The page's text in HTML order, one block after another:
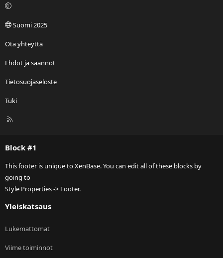
Suomi 2025
Ota yhteyttä
Ehdot ja säännöt
Tietosuojaseloste
Tuki
R
Block #1
This footer is unique to XenBase. You can edit all of these blocks by
going to
Style Properties -> Footer.
Yleiskatsaus
Lukemattomat
Viime toiminnot